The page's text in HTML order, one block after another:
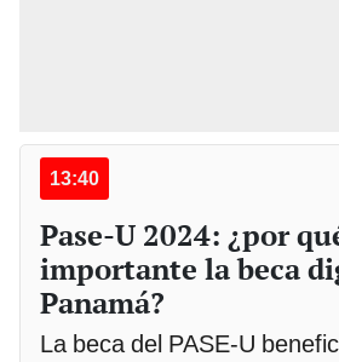
13:40
Pase-U 2024: ¿por
importante la beca
Panamá?
La beca del PASE-U